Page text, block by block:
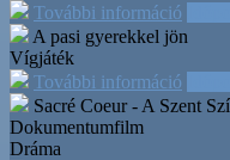
További információ
A pasi gyerekkel jön
Vígjáték
További információ
Sacré Coeur - A Szent
Dokumentumfilm
Dráma